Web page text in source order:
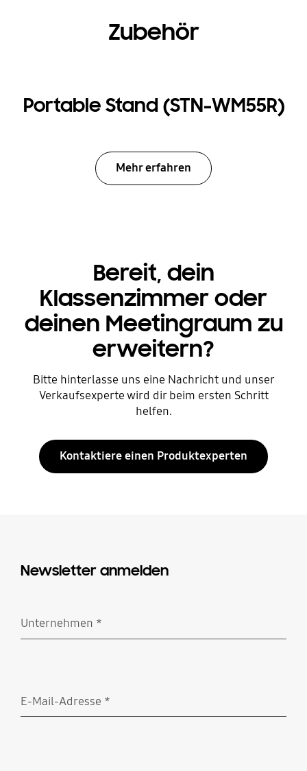
Zubehör
Portable Stand (STN-WM55R)
Mehr erfahren
Bereit, dein
Klassenzimmer oder
deinen Meetingraum zu
erweitern?
Bitte hinterlasse uns eine Nachricht und unser
Verkaufsexperte wird dir beim ersten Schritt
helfen.
Kontaktiere einen Produktexperten
Newsletter anmelden
Unternehmen *
E-Mail-Adresse *